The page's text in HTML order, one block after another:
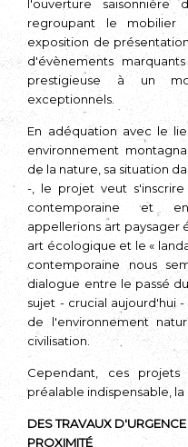
l'ouverture
regroupant le
exposition de
d'évè­nements
prestigieuse à un
exceptionnels.
En adéquation avec le
environnement
de la nature, sa situation
-, le projet veut
contemporaine et
appellerions art paysager
art écologique et le «
contemporaine nous
dialogue entre le passé
sujet - crucial aujourd'hui
de l'environnement
civilisation.
Cependant, ces
préalable indispensable, la
DES TRAVAUX
PROXIMITÉ